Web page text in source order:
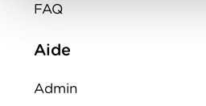
FAQ
Aide
Admin